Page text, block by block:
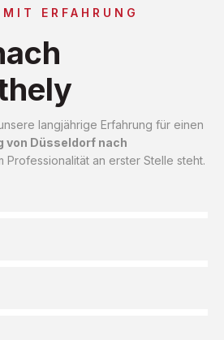
ERFAHRUNG
langjährige Erfahrung für einen
von Düsseldorf nach
Professionalität an erster Stelle steht.